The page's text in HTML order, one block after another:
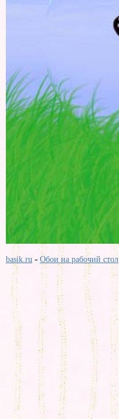
basik.ru - Обои на рабочий стол